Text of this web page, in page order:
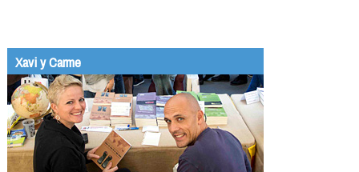
Xavi y Carme